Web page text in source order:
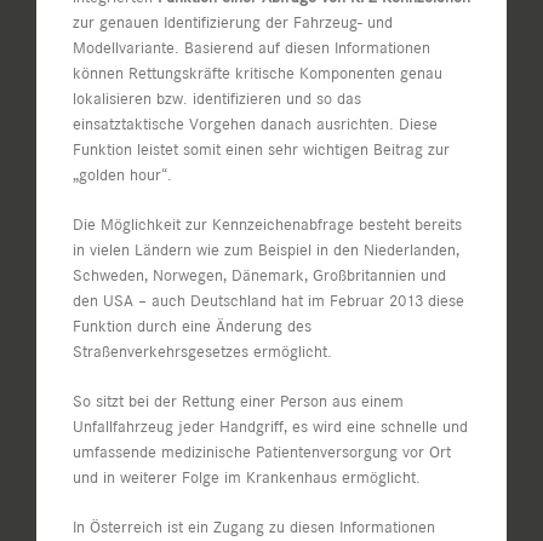
zur genauen Identifizierung der Fahrzeug- und
Modellvariante. Basierend auf diesen Informationen
können Rettungskräfte kritische Komponenten genau
lokalisieren bzw. identifizieren und so das
einsatztaktische Vorgehen danach ausrichten. Diese
Funktion leistet somit einen sehr wichtigen Beitrag zur
„golden hour“.
Die Möglichkeit zur Kennzeichenabfrage besteht bereits
in vielen Ländern wie zum Beispiel in den Niederlanden,
Schweden, Norwegen, Dänemark, Großbritannien und
den USA – auch Deutschland hat im Februar 2013 diese
Funktion durch eine Änderung des
Straßenverkehrsgesetzes ermöglicht.
So sitzt bei der Rettung einer Person aus einem
Unfallfahrzeug jeder Handgriff, es wird eine schnelle und
umfassende medizinische Patientenversorgung vor Ort
und in weiterer Folge im Krankenhaus ermöglicht.
In Österreich ist ein Zugang zu diesen Informationen